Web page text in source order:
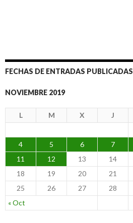
FECHAS DE ENTRADAS PUBLICADAS
NOVIEMBRE 2019
L M X J
« Oct
4
5 6 7
11
12 13 14
18
19 20 21
25
26 27 28